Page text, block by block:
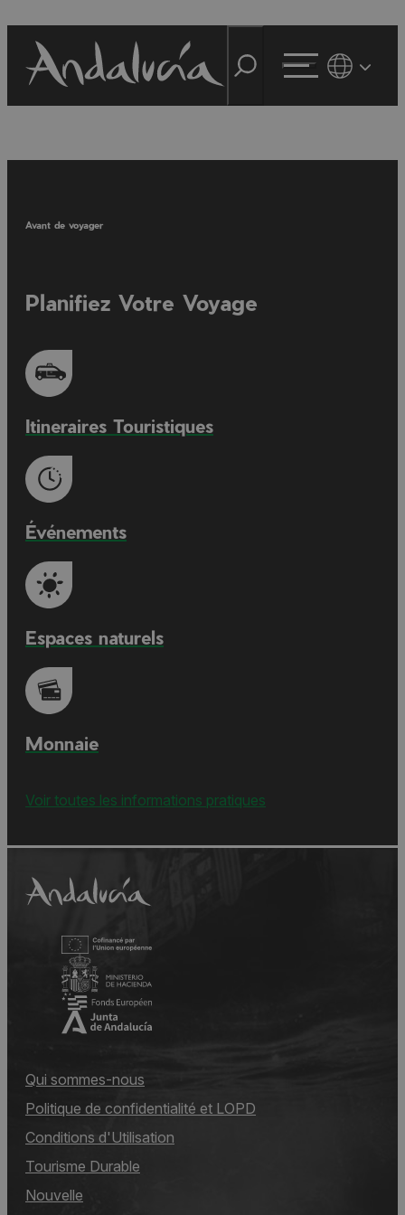
Avant de voyager
Planifiez Votre Voyage
Itineraires Touristiques
Événements
Espaces naturels
Monnaie
Voir toutes les informations pratiques
Qui sommes-nous
Politique de confidentialité et LOPD
Conditions d'Utilisation
Tourisme Durable
Nouvelle